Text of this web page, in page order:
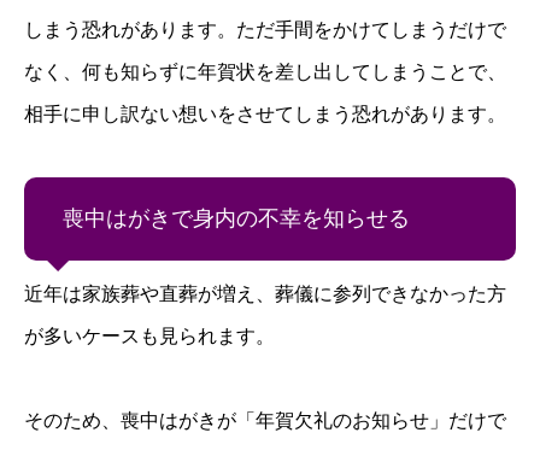
しまう恐れがあります。ただ手間をかけてしまうだけで
なく、何も知らずに年賀状を差し出してしまうことで、
相手に申し訳ない想いをさせてしまう恐れがあります。
喪中はがきで身内の不幸を知らせる
近年は家族葬や直葬が増え、葬儀に参列できなかった方
が多いケースも見られます。
そのため、喪中はがきが「年賀欠礼のお知らせ」だけで